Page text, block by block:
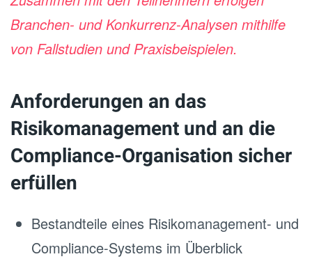
Branchen- und Konkurrenz-Analysen mithilfe
von Fallstudien und Praxisbeispielen.
Anforderungen an das
Risikomanagement und an die
Compliance-Organisation sicher
erfüllen
Bestandteile eines Risikomanagement- und
Compliance-Systems im Überblick